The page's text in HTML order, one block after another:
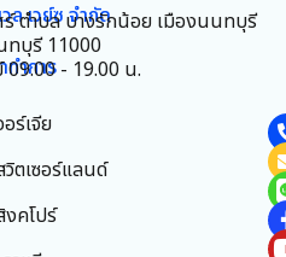
ล เวย์ซ จำกัด
ตำบล บางรักน้อย เมืองนนทบุรี
ทบุรี 11000
ทำการ- 19.00 น.
ร์เจีย
วิตเซอร์แลนด์
งคโปร์